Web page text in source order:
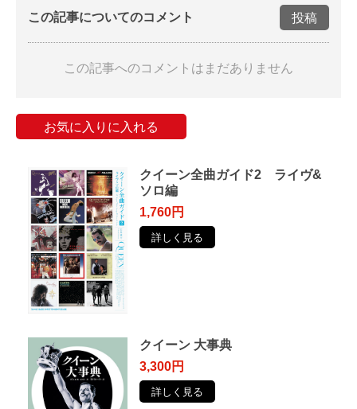
この記事についてのコメント 投稿
この記事へのコメントはまだありません
お気に入りに入れる
クイーン全曲ガイド2 ライヴ&
ソロ編
1,760円
詳しく見る
クイーン 大事典
3,300円
詳しく見る